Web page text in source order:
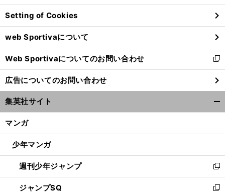
ン
ド
ウ
で
開
く
Setting of Cookies
web Sportivaについて
Web Sportivaについてのお問い合わせ
新
し
い
ウ
ィ
ン
ウ
開
く
広告についてのお問い合わせ
集英社サイト
マンガ
少年マンガ
週刊少年ジャンプ
新
し
い
ジャンプSQ
新